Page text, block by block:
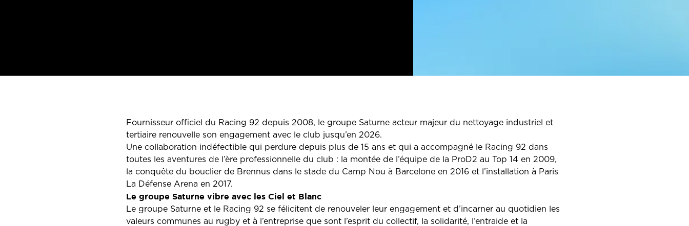
Fournisseur officiel du Racing 92 depuis 2008, le groupe Saturne acteur majeur du nettoyage industriel et
tertiaire renouvelle son engagement avec le club jusqu’en 2026.
Une collaboration indéfectible qui perdure depuis plus de 15 ans et qui a accompagné le Racing 92 dans
toutes les aventures de l’ère professionnelle du club : la montée de l’équipe de la ProD2 au Top 14 en 2009,
la conquête du bouclier de Brennus dans le stade du Camp Nou à Barcelone en 2016 et l’installation à Paris
La Défense Arena en 2017.
Le groupe Saturne vibre avec les Ciel et Blanc
Le groupe Saturne et le Racing 92 se félicitent de renouveler leur engagement et d’incarner au quotidien les
valeurs communes au rugby et à l’entreprise que sont l’esprit du collectif, la solidarité, l’entraide et la